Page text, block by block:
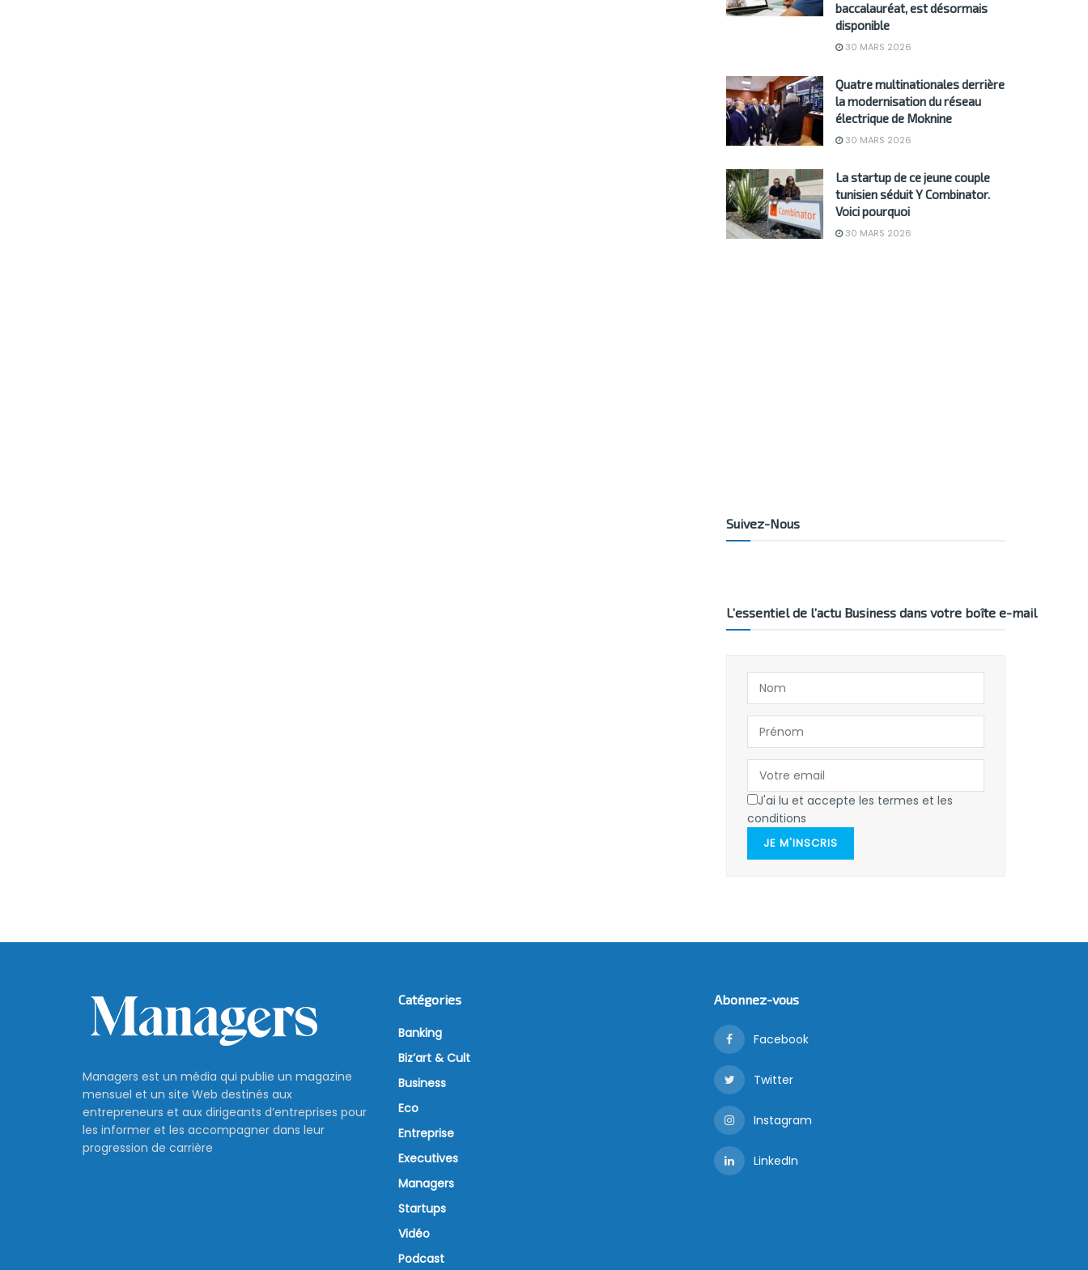
baccalauréat, est désormais
disponible
30 MARS 2026
Quatre multinationales derrière
la modernisation du réseau
électrique de Moknine
30 MARS 2026
La startup de ce jeune couple
tunisien séduit Y Combinator.
Voici pourquoi
30 MARS 2026
Suivez-Nous
L’essentiel de l’actu Business dans votre boîte e-mail
J'ai lu et accepte les termes et les
conditions
JE M'INSCRIS
Managers est un média qui publie un magazine
mensuel et un site Web destinés aux
entrepreneurs et aux dirigeants d’entreprises pour
les informer et les accompagner dans leur
progression de carrière
Catégories
Banking
Biz’art & Cult
Business
Eco
Entreprise
Executives
Managers
Startups
Vidéo
Podcast
Abonnez-vous
Facebook
Twitter
Instagram
LinkedIn